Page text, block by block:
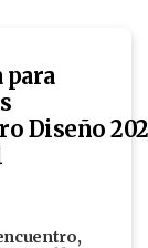
para
Diseño